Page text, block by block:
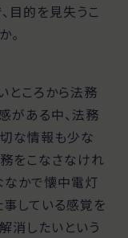
目的を見失うこ
。
ところから法務
がある中、法務
な情報も少な
をこなさなけれ
なかで懐中電灯
している感覚を
消したいという